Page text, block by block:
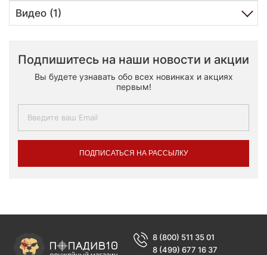
Видео (1)
Подпишитесь на наши новости и акции
Вы будете узнавать обо всех новинках и акциях
первым!
ПОДПИСАТЬСЯ НА РАССЫЛКУ
8 (800) 511 35 01
8 (499) 677 16 37